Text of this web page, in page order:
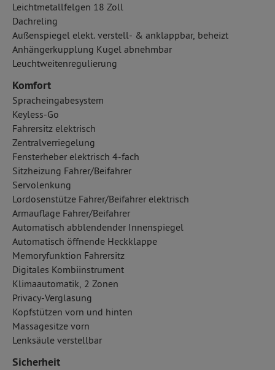
Leichtmetallfelgen 18 Zoll
Dachreling
Außenspiegel elekt. verstell- & anklappbar, beheizt
Anhängerkupplung Kugel abnehmbar
Leuchtweitenregulierung
Komfort
Spracheingabesystem
Keyless-Go
Fahrersitz elektrisch
Zentralverriegelung
Fensterheber elektrisch 4-fach
Sitzheizung Fahrer/Beifahrer
Servolenkung
Lordosenstütze Fahrer/Beifahrer elektrisch
Armauflage Fahrer/Beifahrer
Automatisch abblendender Innenspiegel
Automatisch öffnende Heckklappe
Memoryfunktion Fahrersitz
Digitales Kombiinstrument
Klimaautomatik, 2 Zonen
Privacy-Verglasung
Kopfstützen vorn und hinten
Massagesitze vorn
Lenksäule verstellbar
Sicherheit